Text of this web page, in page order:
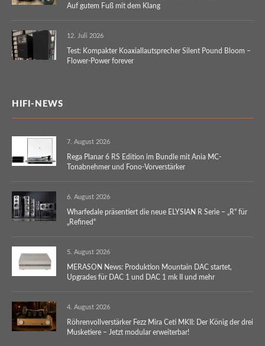
Auf gutem Fuß mit dem Klang
12. Juli 2026
Test: Kompakter Koaxiallautsprecher Silent Pound Bloom –
Flower-Power forever
HIFI-NEWS
7. August 2026
Rega Planar 6 RS Edition im Bundle mit Ania MC-
Tonabnehmer und Fono-Vorverstärker
6. August 2026
Wharfedale präsentiert die neue ELYSIAN R Serie – „R“ für
„Refined“
5. August 2026
MERASON News: Produktion Mountain DAC startet,
Upgrades für DAC 1 und DAC 1 mk II und mehr
4. August 2026
Röhrenvollverstärker Fezz Mira Ceti MKII: Der König der drei
Musketiere – Jetzt modular erweiterbar!